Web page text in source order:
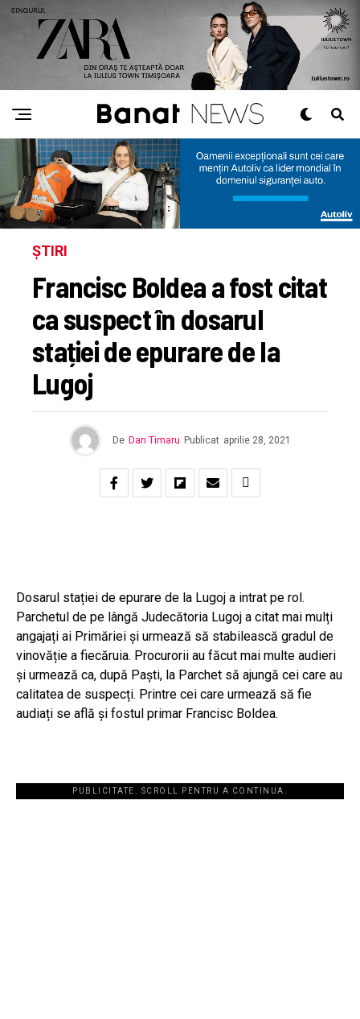
ȘTIRI
Francisc Boldea a fost citat
ca suspect în dosarul
stației de epurare de la
Lugoj
De Dan Timaru Publicat aprilie 28, 2021
Dosarul stației de epurare de la Lugoj a intrat pe rol.
Parchetul de pe lângă Judecătoria Lugoj a citat mai mulți
angajați ai Primăriei și urmează să stabilească gradul de
vinovăție a fiecăruia. Procurorii au făcut mai multe audieri
și urmează ca, după Paști, la Parchet să ajungă cei care au
calitatea de suspecți. Printre cei care urmează să fie
audiați se află și fostul primar Francisc Boldea.
PUBLICITATE. SCROLL PENTRU A CONTINUA.